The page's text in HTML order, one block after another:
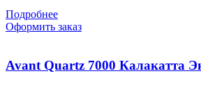
Подробнее
Оформить заказ
Avant Quartz 7000 Калакатта